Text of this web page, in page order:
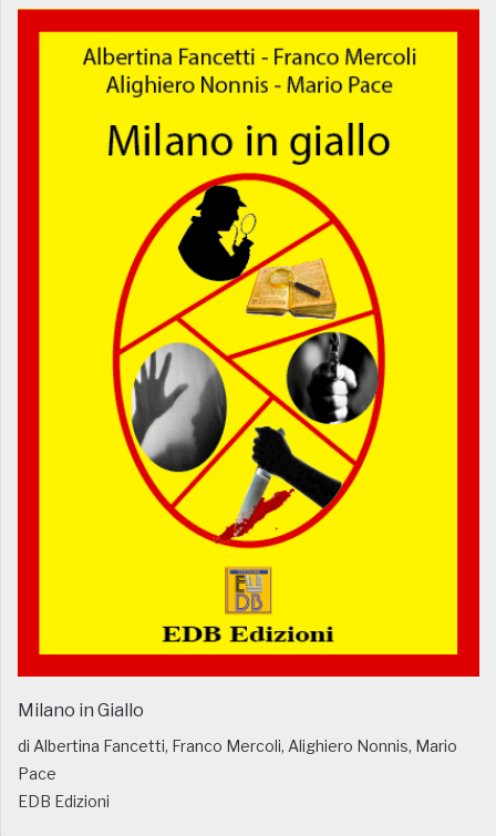
Milano in Giallo
di Albertina Fancetti, Franco Mercoli, Alighiero Nonnis, Mario
Pace
EDB Edizioni